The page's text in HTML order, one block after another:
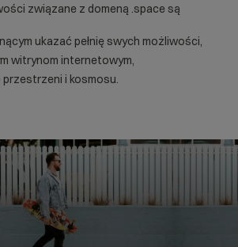
związane z domeną .space są
ukazać pełnię swych możliwości,
witrynom internetowym,
i kosmosu.